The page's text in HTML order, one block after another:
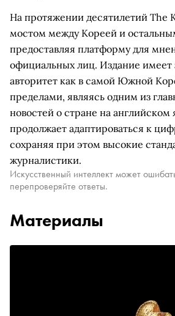
На протяжении десятилетий The
мостом между Кореей и
предоставляя платформу для
официальных лиц. Издание имеет
авторитет как в самой Южной
пределами, являясь одним из
новостей о стране на английском
продолжает адаптироваться к
сохраняя при этом высокие
журналистики.
Искусственный интеллект может
перепроверяйте ответы.
Материалы